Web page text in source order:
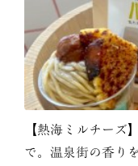
【熱海ミルチーズ
で。温泉街の香り